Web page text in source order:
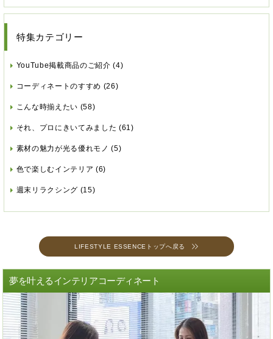
特集カテゴリー
YouTube掲載商品のご紹介 (4)
コーディネートのすすめ (26)
こんな時揃えたい (58)
それ、プロにきいてみました (61)
素材の魅力が光る優れモノ (5)
色で楽しむインテリア (6)
週末リラクシング (15)
LIFESTYLE ESSENCEトップへ戻る
夢を叶えるインテリアコーディネート